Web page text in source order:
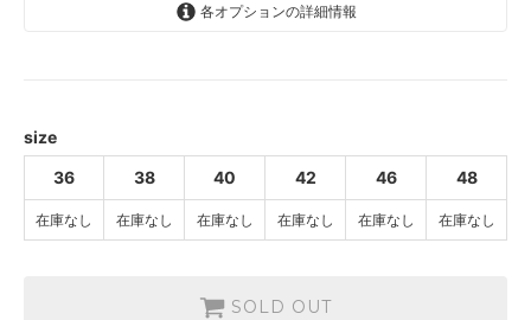
各オプションの詳細情報
SOLD OUT
42
SOLD OUT
size
36
38 40 42 46 48
在庫なし 在庫なし 在庫なし 在庫なし 在庫なし 在庫なし
SOLD OUT